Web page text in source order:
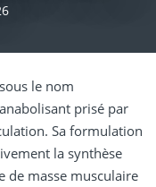
le nom
prisé par
Sa formulation
la synthèse
de masse musculaire